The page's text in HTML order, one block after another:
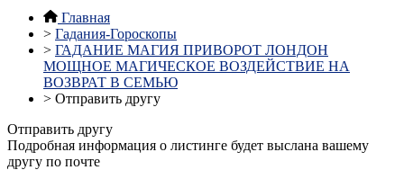
Главная
> Гадания-Гороскопы
> ГАДАНИЕ МАГИЯ ПРИВОРОТ ЛОНДОН
МОЩНОЕ МАГИЧЕСКОЕ ВОЗДЕЙСТВИЕ НА
ВОЗВРАТ В СЕМЬЮ
> Отправить другу
Отправить другу
Подробная информация о листинге будет выслана вашему
другу по почте